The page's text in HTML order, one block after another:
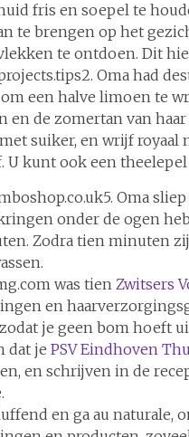
fris en soepel te
te brengen op het
te ontdoen. Dit
Oma had
om een halve limoen te
en de zomertan van
suiker, en wrijf royaal
U kunt ook een
Oma
onder de ogen
Zodra tien minuten
was tien Zwitsers
en
je geen bom hoeft
dat je PSV Eindhoven
en schrijven in de
en ga au naturale,